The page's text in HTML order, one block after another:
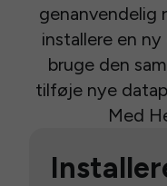
genanvendelig
installere en
bruge den
tilføje nye
Med